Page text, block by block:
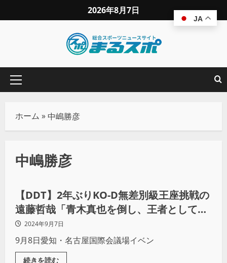
2026年8月7日
ホーム » 中嶋勝彦
中嶋勝彦
プロレス
【DDT】2年ぶりKO-D無差別級王座挑戦の
遠藤哲哉「青木真也を倒し、王者として再
び中嶋勝彦の前に立つ」（後編）
2024年9月7日
9月8日愛知・名古屋国際会議場イベン
続きを読む
JA